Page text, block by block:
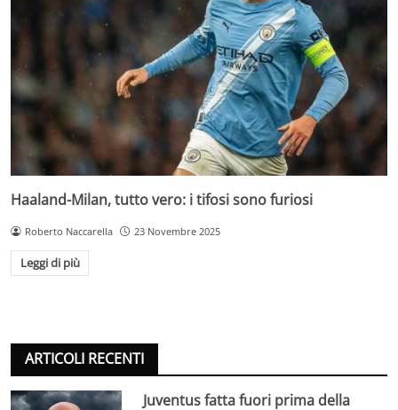
Haaland-Milan, tutto vero: i tifosi sono furiosi
Roberto Naccarella 23 Novembre 2025
Leggi di più
ARTICOLI RECENTI
Juventus fatta fuori prima della